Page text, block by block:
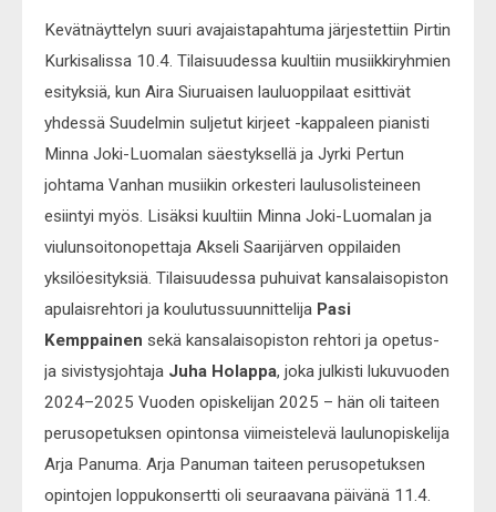
Kevätnäyttelyn suuri avajaistapahtuma järjestettiin Pirtin
Kurkisalissa 10.4. Tilaisuudessa kuultiin musiikkiryhmien
esityksiä, kun Aira Siuruaisen lauluoppilaat esittivät
yhdessä Suudelmin suljetut kirjeet -kappaleen pianisti
Minna Joki-Luomalan säestyksellä ja Jyrki Pertun
johtama Vanhan musiikin orkesteri laulusolisteineen
esiintyi myös. Lisäksi kuultiin Minna Joki-Luomalan ja
viulunsoitonopettaja Akseli Saarijärven oppilaiden
yksilöesityksiä. Tilaisuudessa puhuivat kansalaisopiston
apulaisrehtori ja koulutussuunnittelija Pasi
Kemppainen sekä kansalaisopiston rehtori ja opetus-
ja sivistysjohtaja Juha Holappa, joka julkisti lukuvuoden
2024–2025 Vuoden opiskelijan 2025 – hän oli taiteen
perusopetuksen opintonsa viimeistelevä laulunopiskelija
Arja Panuma. Arja Panuman taiteen perusopetuksen
opintojen loppukonsertti oli seuraavana päivänä 11.4.